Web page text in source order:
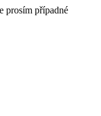
prosím případné